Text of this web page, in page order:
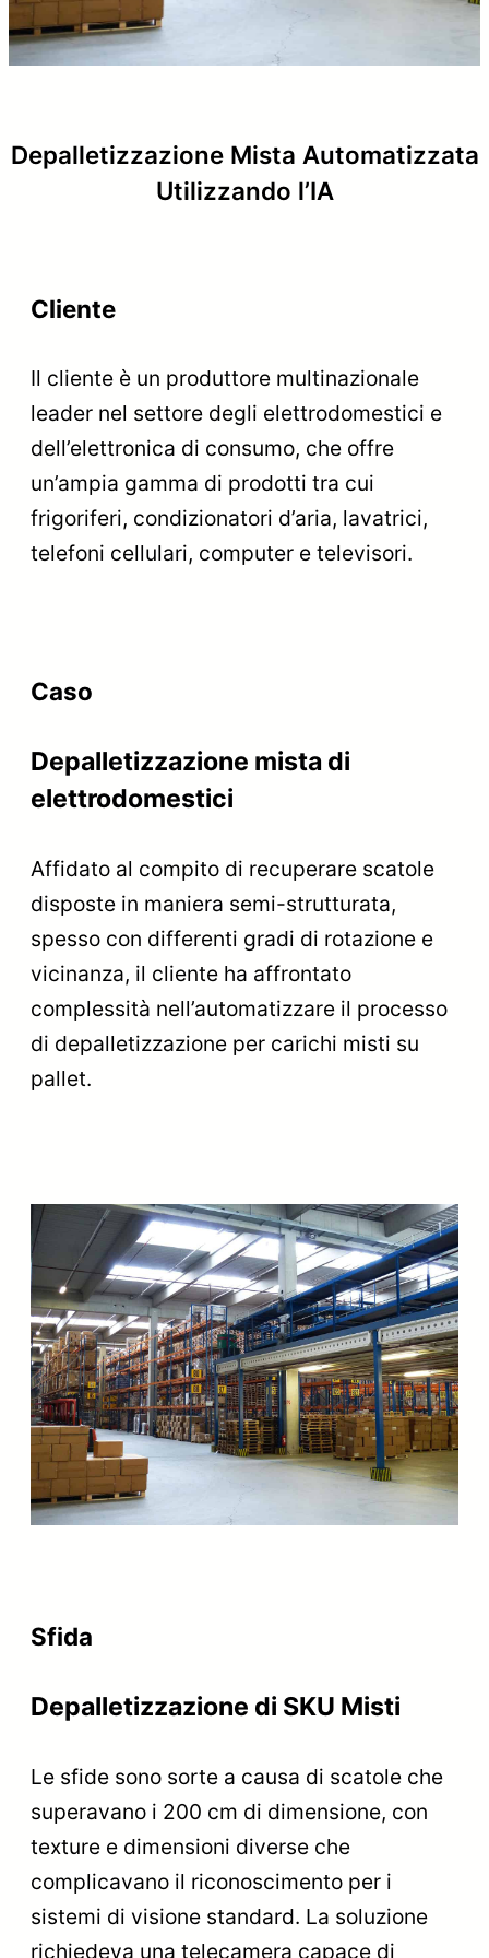
Depalletizzazione Mista Automatizzata
Utilizzando l’IA
Cliente
Il cliente è un produttore multinazionale
leader nel settore degli elettrodomestici e
dell’elettronica di consumo, che offre
un’ampia gamma di prodotti tra cui
frigoriferi, condizionatori d’aria, lavatrici,
telefoni cellulari, computer e televisori.
Caso
Depalletizzazione mista di
elettrodomestici
Affidato al compito di recuperare scatole
disposte in maniera semi-strutturata,
spesso con differenti gradi di rotazione e
vicinanza, il cliente ha affrontato
complessità nell’automatizzare il processo
di depalletizzazione per carichi misti su
pallet.
Sfida
Depalletizzazione di SKU Misti
Le sfide sono sorte a causa di scatole che
superavano i 200 cm di dimensione, con
texture e dimensioni diverse che
complicavano il riconoscimento per i
sistemi di visione standard. La soluzione
richiedeva una telecamera capace di